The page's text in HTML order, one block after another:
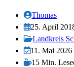
Beitrags-
Autor:
Thomas
Beitrag
veröffentlicht:
25. April
Beitrags-
Kategorie:
Landkreis
Beitrag
zuletzt
11. Mai 2026
Lesedauer:
15 Min.